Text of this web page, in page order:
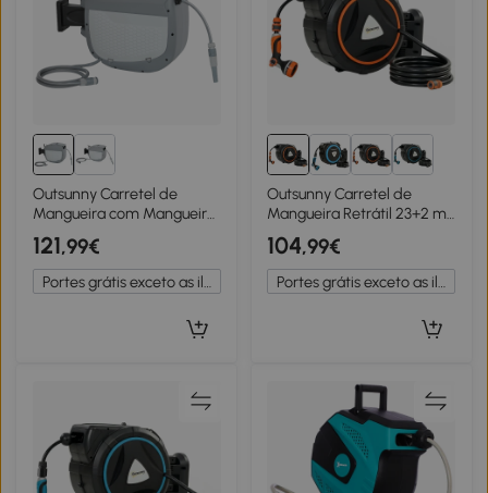
Outsunny Carretel de
Mangueira com Mangueira
de Jardim 30 m Caixa
Giratória 180° com
Enrolamento Automático e
Auto-travamento
121,99€
Outsunny Carretel de
Mangueira Retrátil 23+2 m
com 12 Modos de
Pulverização Bloqueio
Automático Retração
Controlada Suporte
104,99€